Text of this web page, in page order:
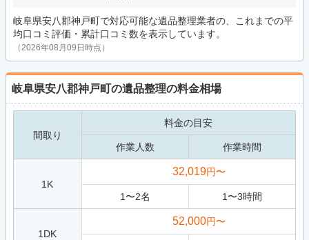
岐阜県安八郡神戸町で対応可能な遺品整理業者の、これまでの平
均口コミ評価・累計口コミ数を表示しています。
（2026年08月09日時点）
岐阜県安八郡神戸町の遺品整理の料金相場
間取り
料金の目安
作業人数 作業時間
1K
32,019円〜
1〜2名 1〜3時間
1DK
52,000円〜